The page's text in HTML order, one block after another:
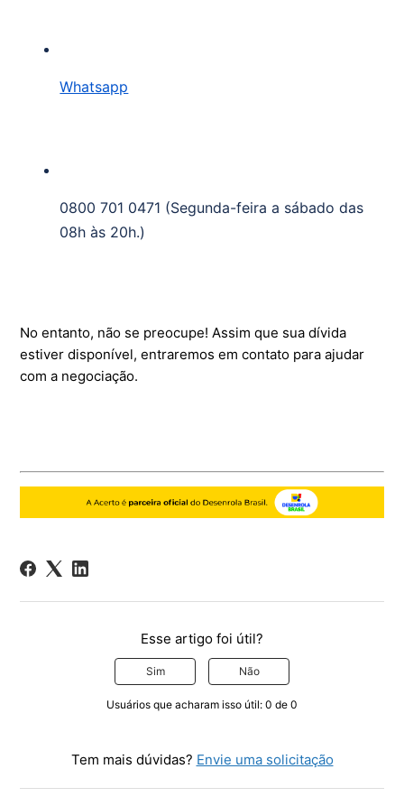
Whatsapp
0800 701 0471 (Segunda-feira a sábado das
08h às 20h.)
No entanto, não se preocupe! Assim que sua dívida
estiver disponível, entraremos em contato para ajudar
com a negociação.
Esse artigo foi útil?
Sim Não
Usuários que acharam isso útil: 0 de 0
Tem mais dúvidas? Envie uma solicitação